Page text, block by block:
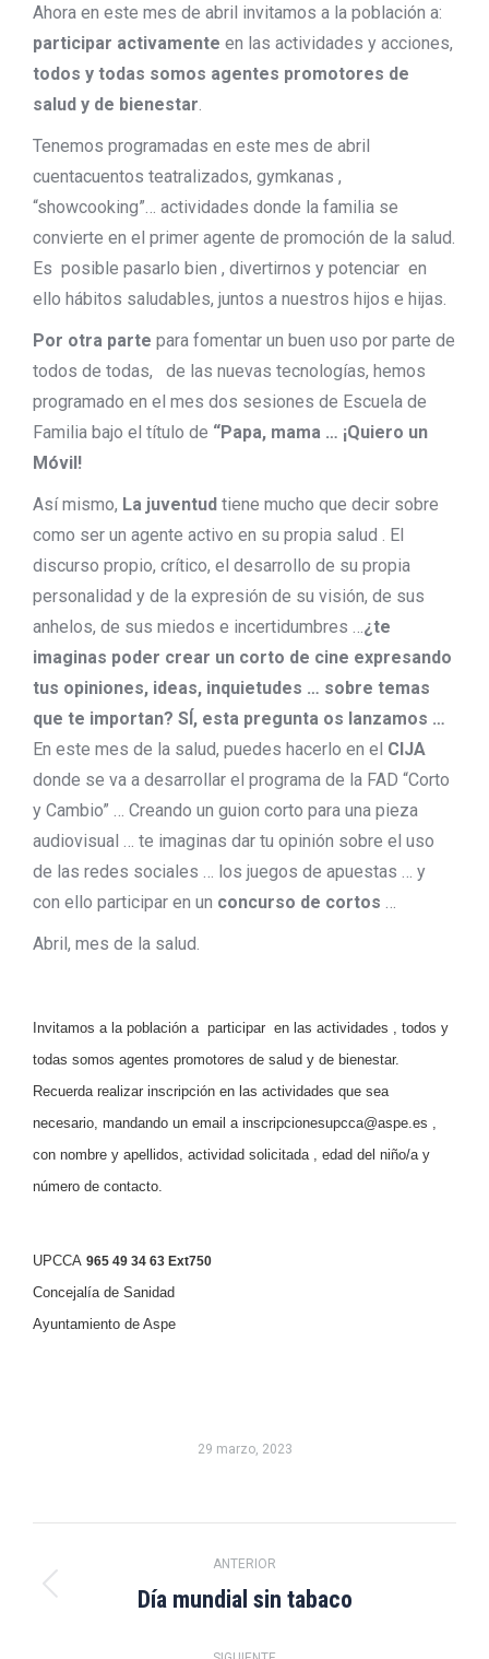
Ahora en este mes de abril invitamos a la población a:
participar activamente en las actividades y acciones,
todos y todas somos agentes promotores de
salud y de bienestar
Tenemos programadas en este mes de abril
cuentacuentos teatralizados, gymkanas ,
“showcooking”… actividades donde la familia se
convierte en el primer agente de promoción de la salud.
Es posible pasarlo bien , divertirnos y potenciar en
ello hábitos saludables, juntos a nuestros hijos e hijas.
Por otra parte para fomentar un buen uso por parte de
todos de todas, de las nuevas tecnologías, hemos
programado en el mes dos sesiones de Escuela de
Familia bajo el título de “Papa, mama … ¡Quiero un
Móvil!
Así mismo, La juventud tiene mucho que decir sobre
como ser un agente activo en su propia salud . El
discurso propio, crítico, el desarrollo de su propia
personalidad y de la expresión de su visión, de sus
anhelos, de sus miedos e incertidumbres … ¿te
imaginas poder crear un corto de cine expresando
tus opiniones, ideas, inquietudes … sobre temas
que te importan? SÍ, esta pregunta os lanzamos …
En este mes de la salud, puedes hacerlo en el CIJA
donde se va a desarrollar el programa de la FAD “Corto
y Cambio” … Creando un guion corto para una pieza
audiovisual … te imaginas dar tu opinión sobre el uso
de las redes sociales … los juegos de apuestas … y
con ello participar en un concurso de cortos
Abril, mes de la salud.
Invitamos a la población a participar en las actividades , todos y
todas somos agentes promotores de salud y de bienestar.
Recuerda realizar inscripción en las actividades que sea
necesario, mandando un email a inscripcionesupcca@aspe.es ,
con nombre y apellidos, actividad solicitada , edad del niño/a y
número de contacto.
UPCCA 965 49 34 63 Ext750
Concejalía de Sanidad
Ayuntamiento de Aspe
29 marzo, 2023
entre
publicaciones
ANTERIOR
Publicación
Día mundial sin tabaco